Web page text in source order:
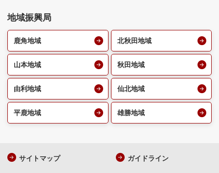
地域振興局
鹿角地域 北秋田地域
山本地域 秋田地域
由利地域 仙北地域
平鹿地域 雄勝地域
サイトマップ ガイドライン